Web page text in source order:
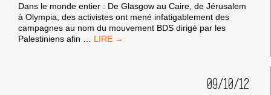
Dans le monde entier : De Glasgow au Caire, de Jérusalem
à Olympia, des activistes ont mené infatigablement des
campagnes au nom du mouvement BDS dirigé par les
Palestiniens afin
2012
09/10/12